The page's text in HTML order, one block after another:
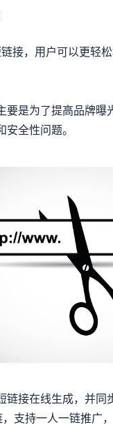
接，用户可以更轻
是为了提高品牌曝
全性问题。
链接在线生成，并
支持一人一链推广